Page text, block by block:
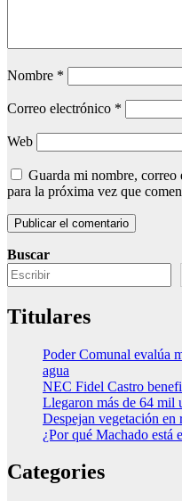
Nombre *
Correo electrónico *
Web
Guarda mi nombre, correo
para la próxima vez que
Buscar
Titulares
Poder Comunal evalúa
agua
NEC Fidel Castro
Llegaron más de 64 mil
Despejan vegetación en
¿Por qué Machado está
Categories